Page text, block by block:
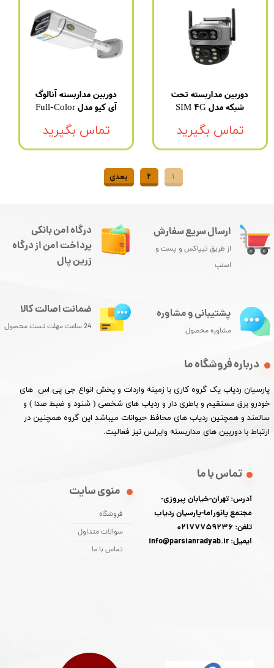
دوربین مداربسته تحت
شبکه مدل SIM 4G
تماس بگیرید
دوربین مداربسته آنالوگ
آی کیو مدل Full-Color
تماس بگیرید
۱ ۲ بعدی
ارسال سریع سفارش
از طریق تیپاکس و پست و
اسنپ
درباره فروشگاه ما
پارسیان ردیاب یک گروه کاری با زمینه واردات و پخش انواع جی پی اس های
خودرو برق مستقیم و باطری دار و ردیاب های شخصی ( شنود و ضبط صدا ) و
سالمند و همچنین ردیاب های محافظ حیوانات میباشد این گروه همچنین در
ارتباط با دوربین های مداربسته وایرلس نیز فعالیت.​​​​​​​
منوی سایت
فروشگاه
سوالات متداول
تماس با ما
تماس با ما
آدرس: تهران-خیابان پیروزی-
مجتمع پانوراما-پارسیان ردیاب
تلفن: 02177759236
ایمیل: info@parsianradyab.ir
درگاه امن بانکی
پرداخت امن از درگاه
زرین پال
پشتیبانی و مشاوره
مشاوره محصول
ضمانت اصالت کالا
24 ساعت مهلت تست محصول